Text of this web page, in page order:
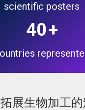
scientific posters
40+
展生物加工